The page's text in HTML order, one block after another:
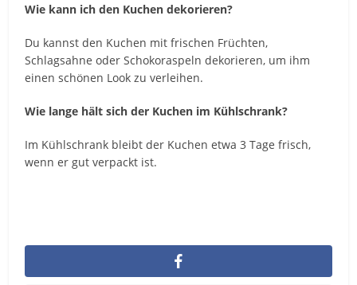
Wie kann ich den Kuchen dekorieren?
Du kannst den Kuchen mit frischen Früchten,
Schlagsahne oder Schokoraspeln dekorieren, um ihm
einen schönen Look zu verleihen.
Wie lange hält sich der Kuchen im Kühlschrank?
Im Kühlschrank bleibt der Kuchen etwa 3 Tage frisch,
wenn er gut verpackt ist.